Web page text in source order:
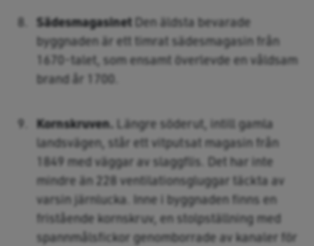
Sädesmagasinet Den äldsta bevarade
byggnaden är ett timrat sädesmagasin från
1670-talet, som ensamt överlevde en våldsam
brand år 1700.
Kornskruven. Längre söderut, intill gamla
landsvägen, står ett vitputsat magasin från
1849 med väggar av slaggflis. Det har inte
mindre än 228 ventilationsgluggar täckta av
varsin järnlucka. Inne i byggnaden finns en
fristående kornskruv, en stolpställning med
spannmålsfickor genomborrade av kanaler för